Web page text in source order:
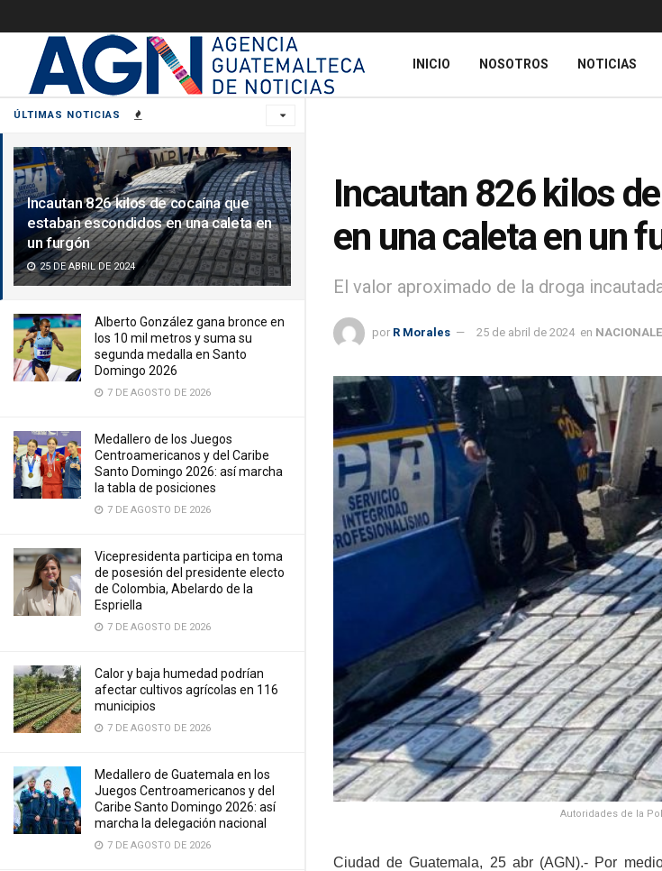
ÚLTIMAS NOTICIAS
Incautan 826 kilos de cocaína que
estaban escondidos en una caleta en
un furgón
25 DE ABRIL DE 2024
Alberto González gana bronce en
los 10 mil metros y suma su
segunda medalla en Santo
Domingo 2026
7 DE AGOSTO DE 2026
Medallero de los Juegos
Centroamericanos y del Caribe
Santo Domingo 2026: así marcha
la tabla de posiciones
7 DE AGOSTO DE 2026
Vicepresidenta participa en toma
de posesión del presidente electo
de Colombia, Abelardo de la
Espriella
7 DE AGOSTO DE 2026
Calor y baja humedad podrían
afectar cultivos agrícolas en 116
municipios
7 DE AGOSTO DE 2026
Medallero de Guatemala en los
Juegos Centroamericanos y del
Caribe Santo Domingo 2026: así
marcha la delegación nacional
7 DE AGOSTO DE 2026
INICIO NOSOTROS NOTICIAS
Incautan 826 kilos
en una caleta en un
El valor aproximado de la droga
por R Morales 25 de abril de 2024 en
Autoridades de la
Ciudad de Guatemala, 25 abr (AGN).- Por